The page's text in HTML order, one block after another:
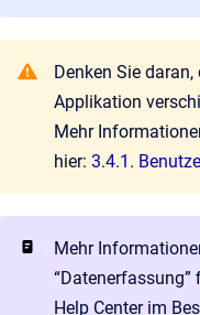
Denken Sie
Applikation
Mehr
hier: 3.4.1.
Mehr
“Datenerfassung”
Help Center im